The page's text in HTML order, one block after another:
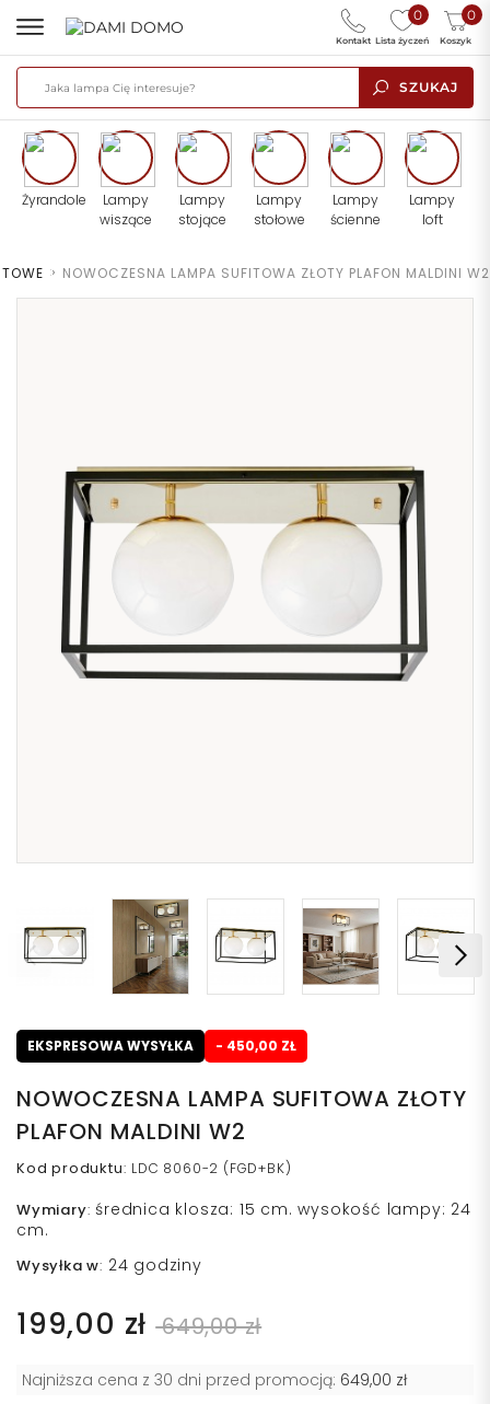
SZUKAJ
0
Lista życzeń
0
Koszyk
Kontakt
Żyrandole
Lampy
wiszące
Lampy
stojące
Lampy
stołowe
Lampy
ścienne
Lampy
loft
> NOWOCZESNA LAMPA SUFITOWA ZŁOTY PLAFON MALDINI W2
EKSPRESOWA WYSYŁKA - 450,00 ZŁ
NOWOCZESNA LAMPA SUFITOWA ZŁOTY
PLAFON MALDINI W2
Kod produktu: LDC 8060-2 (FGD+BK)
Wymiary: średnica klosza: 15 cm. wysokość lampy: 24
cm.
Wysyłka w: 24 godziny
199,00 zł 649,00 zł
Najniższa cena z 30 dni przed promocją: 649,00 zł